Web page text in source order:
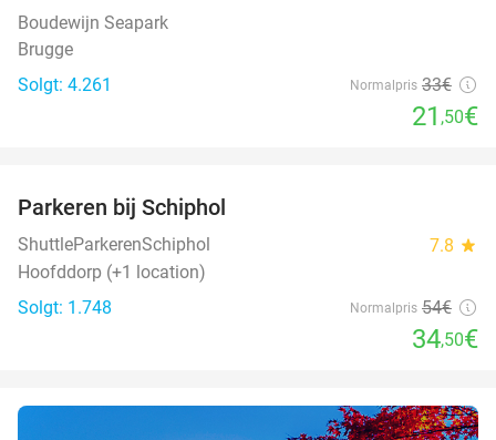
Boudewijn Seapark
Brugge
Solgt: 4.261
Normalpris 33€
21 ,50€
Parkeren bij Schiphol
ShuttleParkerenSchiphol 7.8 star
Hoofddorp (+1 location)
Solgt: 1.748
Normalpris 54€
34,50€